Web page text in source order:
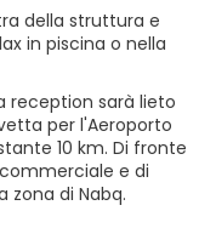
della struttura e
in piscina o nella
reception sarà lieto
per l'Aeroporto
10 km. Di fronte
e di
di Nabq.